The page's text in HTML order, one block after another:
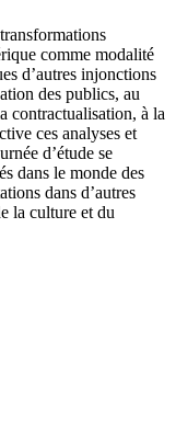
comme modalité
d’autres injonctions
des publics, au
contractualisation, à la
ces analyses et
d’étude se
dans le monde des
dans d’autres
la culture et du